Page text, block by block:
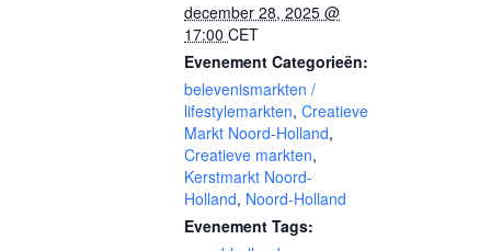
december 28, 2025 @
17:00 CET
Evenement Categorieën:
belevenismarkten /
lifestylemarkten, Creatieve
Markt Noord-Holland,
Creatieve markten,
Kerstmarkt Noord-
Holland, Noord-Holland
Evenement Tags: